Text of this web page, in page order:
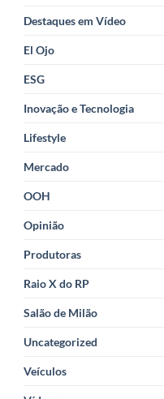
Destaques em Vídeo
El Ojo
ESG
Inovação e Tecnologia
Lifestyle
Mercado
OOH
Opinião
Produtoras
Raio X do RP
Salão de Milão
Uncategorized
Veículos